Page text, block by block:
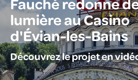
lumière au Casino
d'Évian-les-Bains
Découvrez le projet en